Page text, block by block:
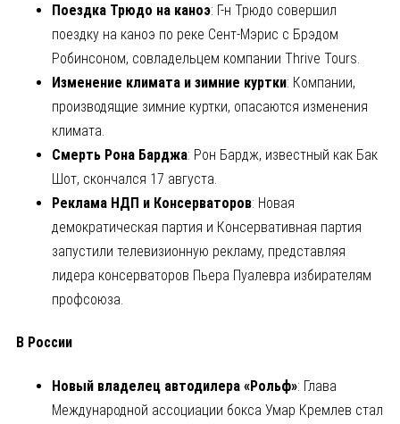
Поездка Трюдо на каноэ: Г-н Трюдо совершил
поездку на каноэ по реке Сент-Мэрис с Брэдом
Робинсоном, совладельцем компании Thrive Tours.
Изменение климата и зимние куртки: Компании,
производящие зимние куртки, опасаются изменения
климата.
Смерть Рона Барджа: Рон Бардж, известный как Бак
Шот, скончался 17 августа.
Реклама НДП и Консерваторов: Новая
демократическая партия и Консервативная партия
запустили телевизионную рекламу, представляя
лидера консерваторов Пьера Пуалевра избирателям
профсоюза.
В России
Новый владелец автодилера «Рольф»: Глава
Международной ассоциации бокса Умар Кремлев стал